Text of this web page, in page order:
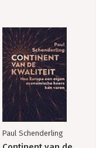
De bijenherder -
Leidinggeven aan
zelfsturende teams,
hoe doe je dat?
Paul Schenderling